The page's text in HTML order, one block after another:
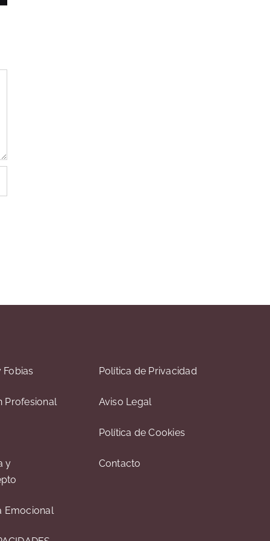
Fobias
Profesional
y
Emocional
Política de Privacidad
Aviso Legal
Política de Cookies
Contacto